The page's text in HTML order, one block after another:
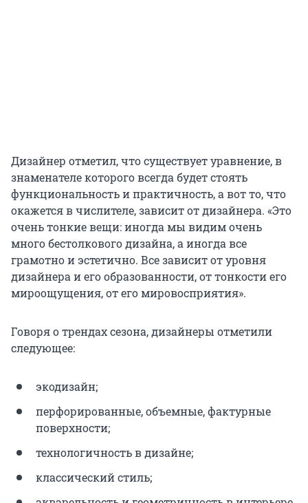
Дизайнер отметил, что существует уравнение, в
знаменателе которого всегда будет стоять
функциональность и практичность, а вот то, что
окажется в числителе, зависит от дизайнера. «Это
очень тонкие вещи: иногда мы видим очень
много бестолкового дизайна, а иногда все
грамотно и эстетично. Все зависит от уровня
дизайнера и его образованности, от тонкости его
мироощущения, от его мировосприятия».
Говоря о трендах сезона, дизайнеры отметили
следующее:
экодизайн;
перфорированные, объемные, фактурные
поверхности;
технологичность в дизайне;
классический стиль;